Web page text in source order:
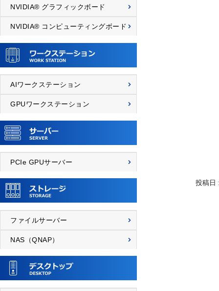
投稿日
NVIDIA® グラフィックボード
NVIDIA® コンピューティングボード
AIワークステーション
GPUワークステーション
PCIe GPUサーバー
ファイルサーバー
NAS（QNAP）